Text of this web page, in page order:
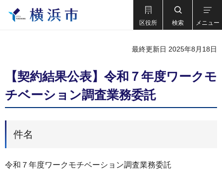
区役所 検索 メニュー
最終更新日 2025年8月18日
【契約結果公表】令和７年度ワークモ
チベーション調査業務委託
件名
令和７年度ワークモチベーション調査業務委託